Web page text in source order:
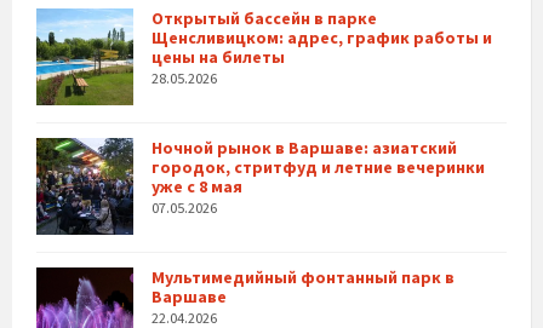
Открытый бассейн в парке
Щенсливицком: адрес, график работы и
цены на билеты
28.05.2026
Ночной рынок в Варшаве: азиатский
городок, стритфуд и летние вечеринки
уже с 8 мая
07.05.2026
Мультимедийный фонтанный парк в
Варшаве
22.04.2026